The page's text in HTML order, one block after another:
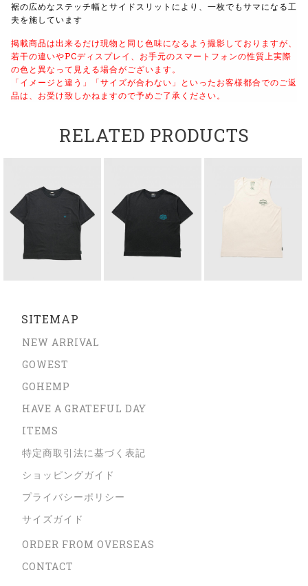
裾の広めなステッチ幅とサイドスリットにより、一枚でもサマになる工
夫を施しています
掲載商品は出来るだけ現物と同じ色味になるよう撮影しておりますが、
若干の違いやPCディスプレイ、お手元のスマートフォンの性質上実際
の色と異なって見える場合がございます。
「イメージと違う」「サイズが合わない」といったお客様都合でのご返
品は、お受け致しかねますので予めご了承ください。
RELATED PRODUCTS
SITEMAP
NEW ARRIVAL
GOWEST
GOHEMP
HAVE A GRATEFUL DAY
ITEMS
特定商取引法に基づく表記
ショッピングガイド
プライバシーポリシー
サイズガイド
ORDER FROM OVERSEAS
CONTACT